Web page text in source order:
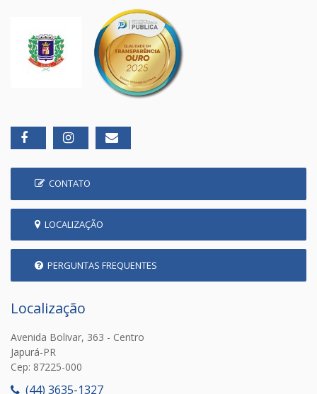
CONTATO
LOCALIZAÇÃO
PERGUNTAS FREQUENTES
Localização
Avenida Bolivar, 363 - Centro
Japurá-PR
Cep: 87225-000
(44) 3635-1327